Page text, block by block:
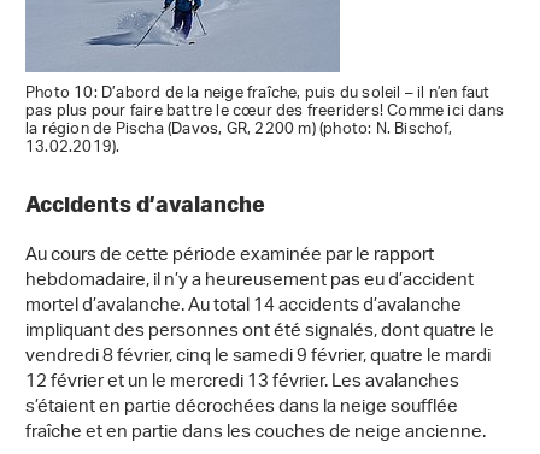
Photo 10: D’abord de la neige fraîche, puis du soleil – il n’en faut
pas plus pour faire battre le cœur des freeriders! Comme ici dans
la région de Pischa (Davos, GR, 2200 m) (photo: N. Bischof,
13.02.2019).
Accidents d’avalanche
Au cours de cette période examinée par le rapport
hebdomadaire, il n’y a heureusement pas eu d’accident
mortel d’avalanche. Au total 14 accidents d’avalanche
impliquant des personnes ont été signalés, dont quatre le
vendredi 8 février, cinq le samedi 9 février, quatre le mardi
12 février et un le mercredi 13 février. Les avalanches
s’étaient en partie décrochées dans la neige soufflée
fraîche et en partie dans les couches de neige ancienne.